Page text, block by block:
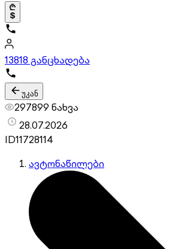
13818 განცხადება
უკან
297899 ნახვა
28.07.2026
ID11728114
ავტონაწილები